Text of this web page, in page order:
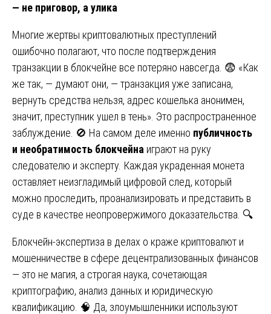
— не приговор, а улика
Многие жертвы криптовалютных преступлений
ошибочно полагают, что после подтверждения
транзакции в блокчейне все потеряно навсегда. 😨 «Как
же так, — думают они, — транзакция уже записана,
вернуть средства нельзя, адрес кошелька анонимен,
значит, преступник ушел в тень». Это распространенное
заблуждение. 🚫 На самом деле именно публичность
и необратимость блокчейна играют на руку
следователю и эксперту. Каждая украденная монета
оставляет неизгладимый цифровой след, который
можно проследить, проанализировать и представить в
суде в качестве неопровержимого доказательства. 🔍
Блокчейн-экспертиза в делах о краже криптовалют и
мошенничестве в сфере децентрализованных финансов
— это не магия, а строгая наука, сочетающая
криптографию, анализ данных и юридическую
квалификацию. 🧠 Да, злоумышленники используют